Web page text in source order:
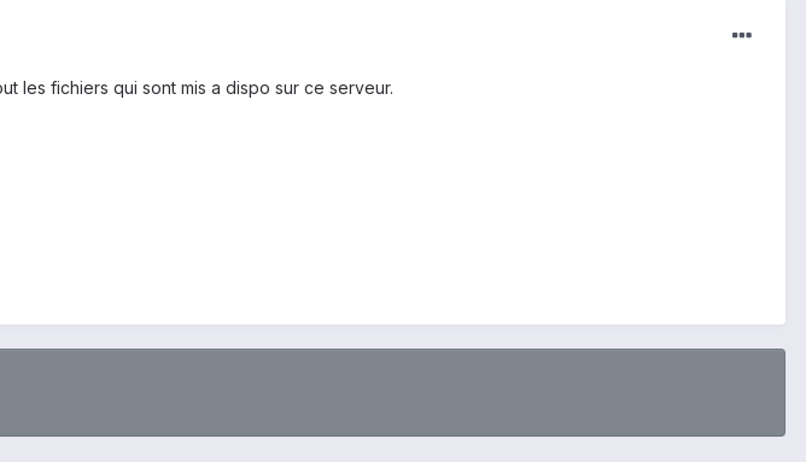
les fichiers qui sont mis a dispo sur ce serveur.